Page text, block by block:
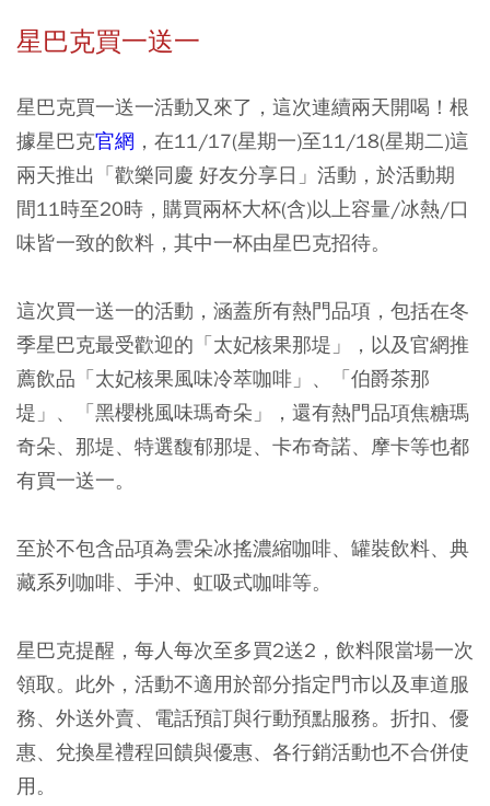
星巴克買一送一
星巴克買一送一活動又來了，這次連續兩天開喝！根
據星巴克官網 ，在11/17(星期一)至11/18(星期二)這
兩天推出「歡樂同慶 好友分享日」活動，於活動期
間11時至20時，購買兩杯大杯(含)以上容量/冰熱/口
味皆一致的飲料，其中一杯由星巴克招待。
這次買一送一的活動，涵蓋所有熱門品項，包括在冬
季星巴克最受歡迎的「太妃核果那堤」，以及官網推
薦飲品「太妃核果風味冷萃咖啡」、「伯爵茶那
堤」、「黑櫻桃風味瑪奇朵」，還有熱門品項焦糖瑪
奇朵、那堤、特選馥郁那堤、卡布奇諾、摩卡等也都
有買一送一。
至於不包含品項為雲朵冰搖濃縮咖啡、罐裝飲料、典
藏系列咖啡、手沖、虹吸式咖啡等。
星巴克提醒，每人每次至多買2送2，飲料限當場一次
領取。此外，活動不適用於部分指定門市以及車道服
務、外送外賣、電話預訂與行動預點服務。折扣、優
惠、兌換星禮程回饋與優惠、各行銷活動也不合併使
用。